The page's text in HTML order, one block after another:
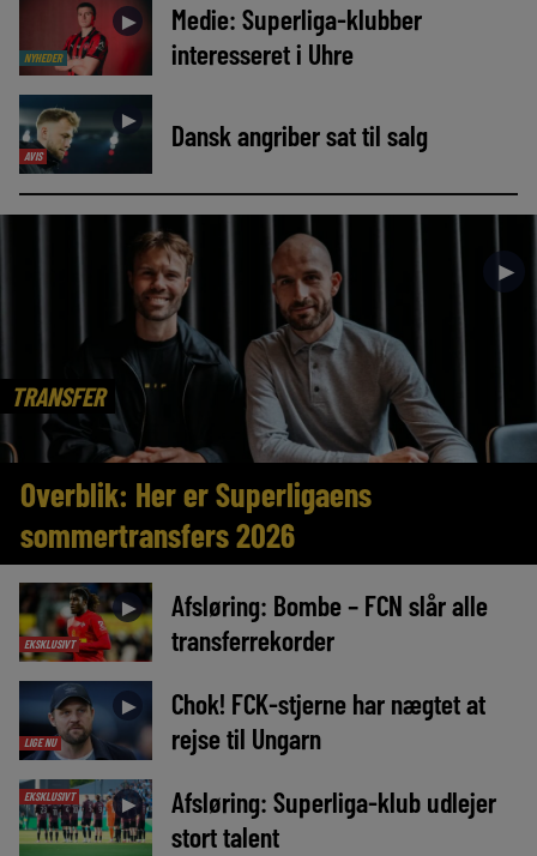
NYHEDER
►
Medie: Superliga-klubber
interesseret i Uhre
AVIS
► Dansk angriber sat til salg
TRANSFER
►
Overblik: Her er Superligaens
sommertransfers 2026
EKSKLUSIVT
►
Afsløring: Bombe – FCN slår alle
transferrekorder
LIGE NU
►
Chok! FCK-stjerne har nægtet at
rejse til Ungarn
EKSKLUSIVT ►
Afsløring: Superliga-klub udlejer
stort talent